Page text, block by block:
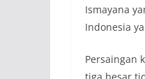
Ismayana
Indonesia
Persaingan